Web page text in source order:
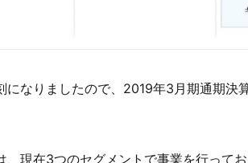
になりましたので、2019年3月期通期決
、現在3つのセグメントで事業を行って